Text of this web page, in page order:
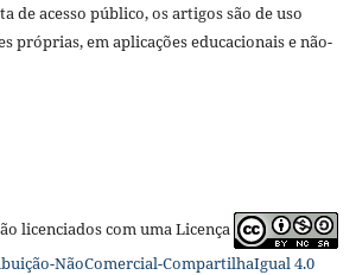
de acesso público, os artigos são de uso
próprias, em aplicações educacionais e não-
licenciados com uma Licença
NãoComercial-CompartilhaIgual 4.0